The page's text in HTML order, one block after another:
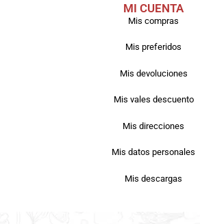
MI CUENTA
Mis compras
Mis preferidos
Mis devoluciones
Mis vales descuento
Mis direcciones
Mis datos personales
Mis descargas